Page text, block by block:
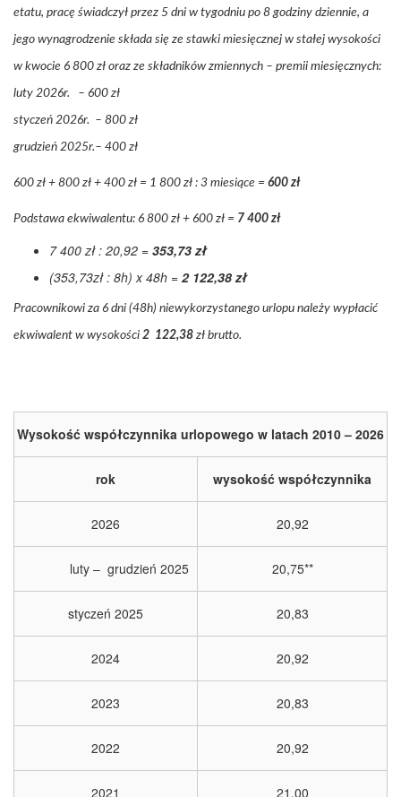
etatu, pracę świadczył przez 5 dni w tygodniu po 8 godziny dziennie, a
jego wynagrodzenie składa się ze stawki miesięcznej w stałej wysokości
w kwocie 6 800 zł oraz ze składników zmiennych – premii miesięcznych:
luty 2026r. – 600 zł
styczeń 2026r. – 800 zł
grudzień 2025r.– 400 zł
600 zł + 800 zł + 400 zł = 1 800 zł : 3 miesiące = 600 zł
Podstawa ekwiwalentu: 6 800 zł + 600 zł = 7 400 zł
7 400 zł : 20,92 = 353,73 zł
(353,73zł : 8h) x 48h = 2 122,38 zł
Pracownikowi za 6 dni (48h) niewykorzystanego urlopu należy wypłacić
ekwiwalent w wysokości 2 122,38 zł brutto.
Wysokość współczynnika urlopowego w latach 2010 – 2026
rok wysokość współczynnika
2026 20,92
luty – grudzień 2025 20,75**
styczeń 2025 20,83
2024 20,92
2023 20,83
2022 20,92
2021 21,00